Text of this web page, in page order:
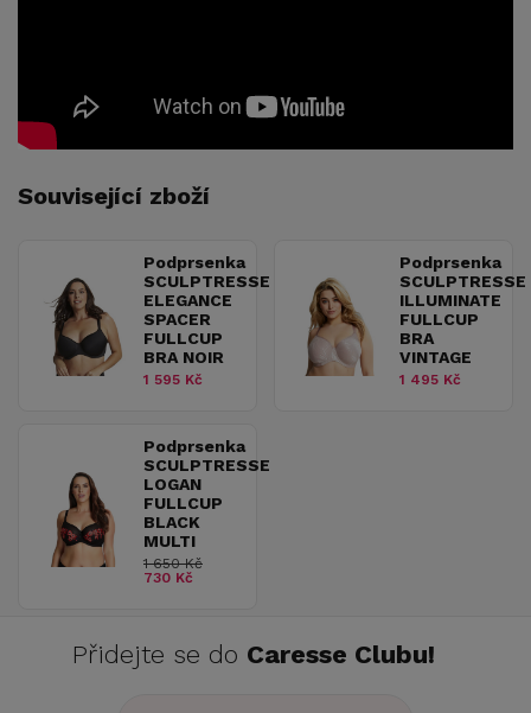
Související zboží
Podprsenka
SCULPTRESSE
ELEGANCE
SPACER
FULLCUP
BRA NOIR
1 595 Kč
Podprsenka
SCULPTRESSE
ILLUMINATE
FULLCUP
BRA
VINTAGE
1 495 Kč
Podprsenka
SCULPTRESSE
LOGAN
FULLCUP
BLACK
MULTI
1 650 Kč
730 Kč
Přidejte se do Caresse Clubu!